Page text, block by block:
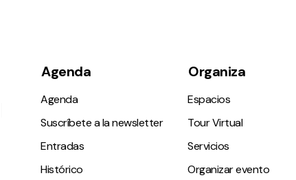
Agenda
Agenda
Suscríbete a la newsletter
Entradas
Histórico
Organiza
Espacios
Tour Virtual
Servicios
Organizar evento